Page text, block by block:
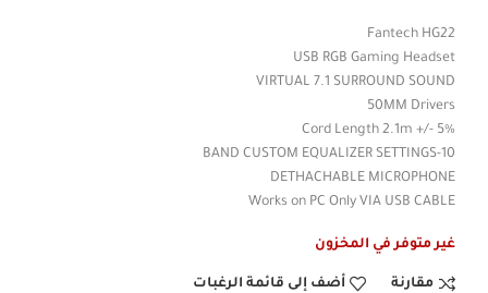
Fantech HG22
USB RGB Gaming Headset
VIRTUAL 7.1 SURROUND SOUND
50MM Drivers
Cord Length 2.1m +/- 5%
10-BAND CUSTOM EQUALIZER SETTINGS
DETHACHABLE MICROPHONE
Works on PC Only VIA USB CABLE
غير متوفر في المخزون
مقارنة أضف إلى قائمة الرغبات